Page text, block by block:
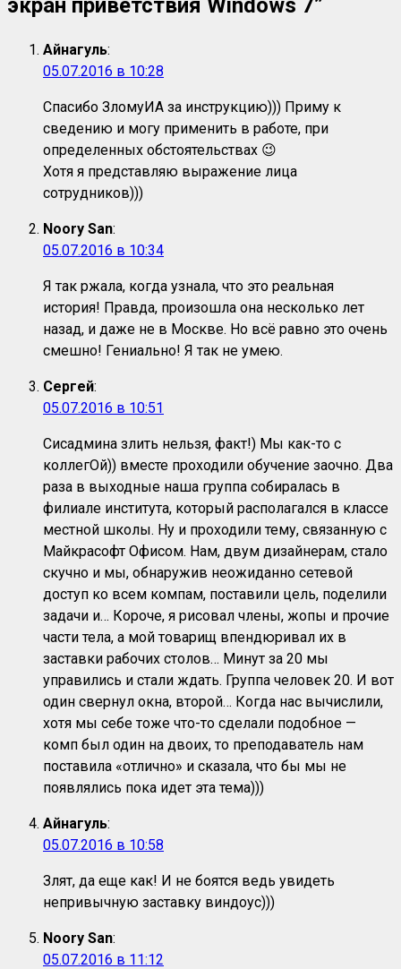
экран приветствия Windows 7”
Айнагуль:
05.07.2016 в 10:28
Спасибо ЗломуИА за инструкцию))) Приму к
сведению и могу применить в работе, при
определенных обстоятельствах 😉
Хотя я представляю выражение лица
сотрудников)))
Noory San:
05.07.2016 в 10:34
Я так ржала, когда узнала, что это реальная
история! Правда, произошла она несколько лет
назад, и даже не в Москве. Но всё равно это очень
смешно! Гениально! Я так не умею.
Сергей:
05.07.2016 в 10:51
Сисадмина злить нельзя, факт!) Мы как-то с
коллегОй)) вместе проходили обучение заочно. Два
раза в выходные наша группа собиралась в
филиале института, который располагался в классе
местной школы. Ну и проходили тему, связанную с
Майкрасофт Офисом. Нам, двум дизайнерам, стало
скучно и мы, обнаружив неожиданно сетевой
доступ ко всем компам, поставили цель, поделили
задачи и… Короче, я рисовал члены, жопы и прочие
части тела, а мой товарищ впендюривал их в
заставки рабочих столов… Минут за 20 мы
управились и стали ждать. Группа человек 20. И вот
один свернул окна, второй… Когда нас вычислили,
хотя мы себе тоже что-то сделали подобное —
комп был один на двоих, то преподаватель нам
поставила «отлично» и сказала, что бы мы не
появлялись пока идет эта тема)))
Айнагуль:
05.07.2016 в 10:58
Злят, да еще как! И не боятся ведь увидеть
непривычную заставку виндоус)))
Noory San:
05.07.2016 в 11:12